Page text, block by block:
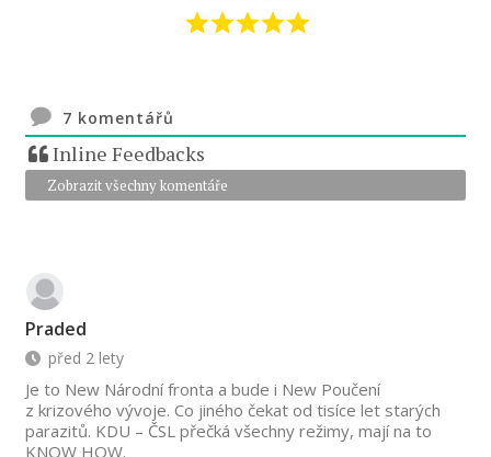
7 komentářů
Inline Feedbacks
Zobrazit všechny komentáře
Praded
před 2 lety
Je to New Národní fronta a bude i New Poučení
z krizového vývoje. Co jiného čekat od tisíce let starých
parazitů. KDU – ČSL přečká všechny režimy, mají na to
KNOW HOW.